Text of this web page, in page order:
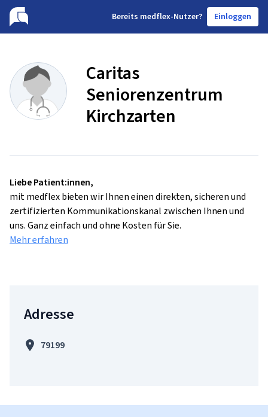
Bereits medflex-Nutzer? Einloggen
Caritas
Seniorenzentrum
Kirchzarten
Liebe Patient:innen,
mit medflex bieten wir Ihnen einen direkten, sicheren und
zertifizierten Kommunikationskanal zwischen Ihnen und
uns. Ganz einfach und ohne Kosten für Sie.
Mehr erfahren
Adresse
79199